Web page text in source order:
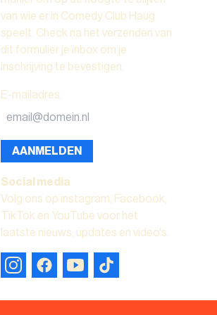
van wie er in Comedy Club Haug
speelt. Check na het verzenden van
dit formulier je inbox om je
inschrijving te bevestigen.
E-mailadres:
AANMELDEN
Social media
Volg ons op instagram, Facebook,
TikTok en YouTube voor het
laatste nieuws, updates en video's.